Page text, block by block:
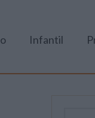
Infantil